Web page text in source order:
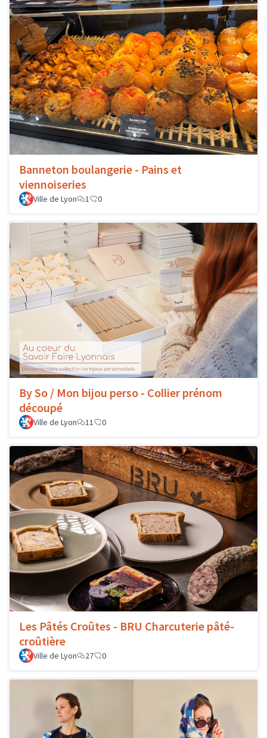
Banneton boulangerie - Pains et
viennoiseries
Ville de Lyon 1 0
By So / Mon bijou perso - Collier prénom
découpé
Ville de Lyon 11 0
Les Pâtés Croûtes - BRU Charcuterie pâté-
croûtière
Ville de Lyon 27 0